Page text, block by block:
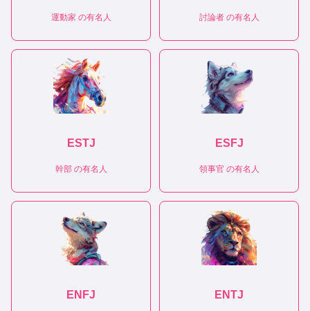
運動家 の有名人 討論者の有名人
ESTJ
幹部の有名人
ESFJ
領事官 の有名人
ENFJ ENTJ